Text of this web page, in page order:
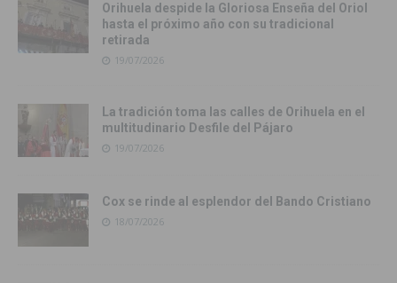
Orihuela despide la Gloriosa Enseña del Oriol
hasta el próximo año con su tradicional
retirada
19/07/2026
La tradición toma las calles de Orihuela en el
multitudinario Desfile del Pájaro
19/07/2026
Cox se rinde al esplendor del Bando Cristiano
18/07/2026